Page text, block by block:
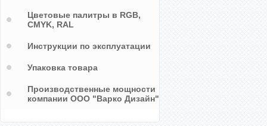
Цветовые палитры в RGB,
CMYK, RAL
Инструкции по эксплуатации
Упаковка товара
Производственные мощности
компании ООО "Варко Дизайн"